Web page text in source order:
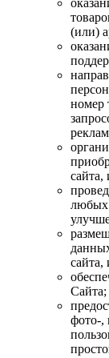
(или)
номер
сайта,
любых
сайта,
Сайта;
фото-,